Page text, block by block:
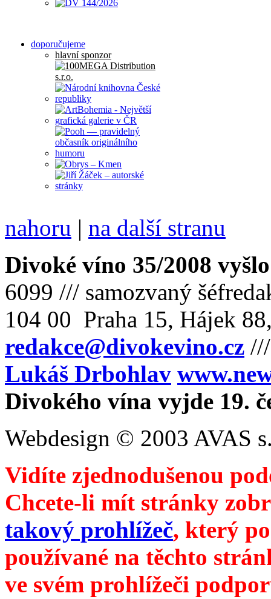
doporučujeme
hlavní sponzor
nahoru | na další stranu
Divoké víno 35/2008
6099 /// samozvaný
104 00 Praha 15, Hájek
redakce@divokevino.cz
Lukáš Drbohlav
Divokého vína vyjde 19.
Webdesign © 2003 AVAS
Vidíte zjednodušenou
Chcete-li mít stránky
takový prohlížeč, který
používané na těchto
ve svém prohlížeči